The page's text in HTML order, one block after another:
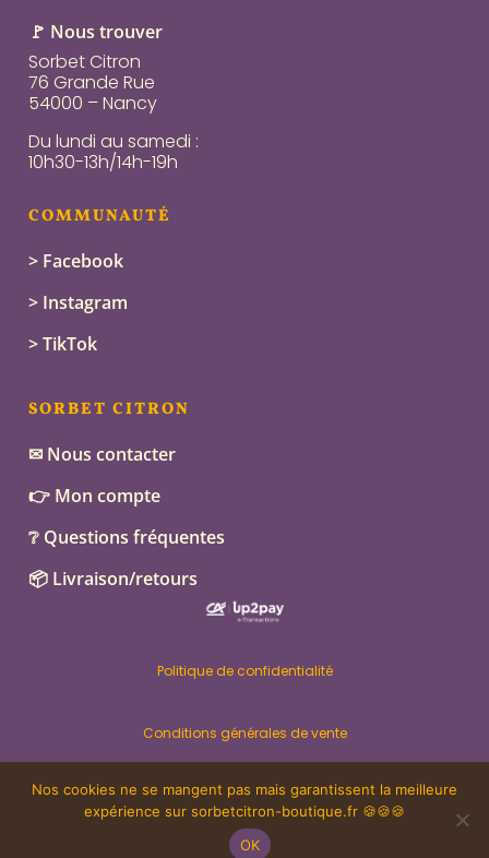
🚩 Nous trouver
Sorbet Citron
76 Grande Rue
54000 – Nancy
Du lundi au samedi :
10h30-13h/14h-19h
COMMUNAUTÉ
> Facebook
> Instagram
> TikTok
SORBET CITRON
✉ Nous contacter
👉 Mon compte
❔ Questions fréquentes
📦 Livraison/retours
Politique de confidentialité
Conditions générales de vente
Mentions légales – CARAJI
Nos cookies ne se mangent pas mais garantissent la meilleure
expérience sur sorbetcitron-boutique.fr 🍪🍪🍪
OK